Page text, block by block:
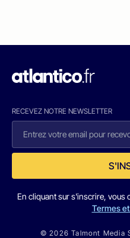
RECEVEZ NOTRE NEWSLETTER
En cliquant sur s'inscrire, vous
Termes
© 2026 Talmont Media